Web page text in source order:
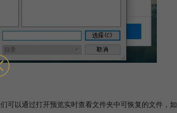
可以通过打开预览实时查看文件夹中可恢复的文件，如